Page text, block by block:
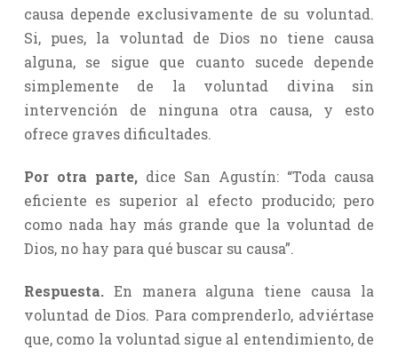
causa depende exclusivamente de su voluntad.
Si, pues, la voluntad de Dios no tiene causa
alguna, se sigue que cuanto sucede depende
simplemente de la voluntad divina sin
intervención de ninguna otra causa, y esto
ofrece graves dificultades.
Por otra parte, dice San Agustín: “Toda causa
eficiente es superior al efecto producido; pero
como nada hay más grande que la voluntad de
Dios, no hay para qué buscar su causa”.
Respuesta. En manera alguna tiene causa la
voluntad de Dios. Para comprenderlo, adviértase
que, como la voluntad sigue al entendimiento, de